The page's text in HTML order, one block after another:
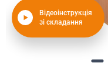
Відеоінструкція
зі складання